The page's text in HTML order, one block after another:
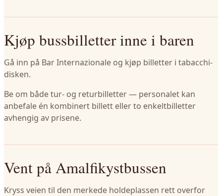
Kjøp bussbilletter inne i baren
Gå inn på Bar Internazionale og kjøp billetter i tabacchi-
disken.
Be om både tur- og returbilletter — personalet kan
anbefale én kombinert billett eller to enkeltbilletter
avhengig av prisene.
Vent på Amalfikystbussen
Kryss veien til den merkede holdeplassen rett overfor